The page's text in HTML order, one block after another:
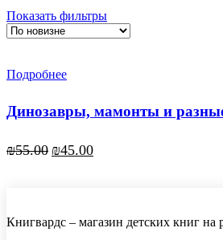
Показать фильтры
Подробнее
Динозавры, мамонты и
₪55.00 ₪45.00
Книгвардс – магазин детских книг на